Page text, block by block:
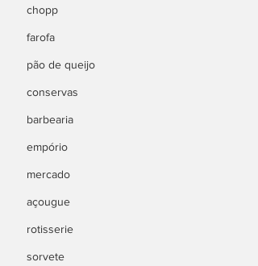
chopp
farofa
pão de queijo
conservas
barbearia
empório
mercado
açougue
rotisserie
sorvete